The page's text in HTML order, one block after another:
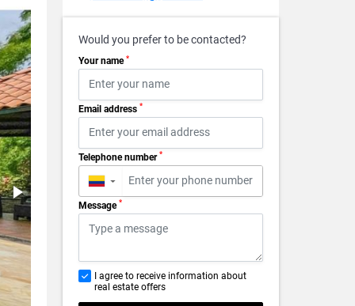
Would you prefer to be contacted?
Your name *
Email address *
Telephone number *
▼
Message *
I agree to receive information about
real estate offers